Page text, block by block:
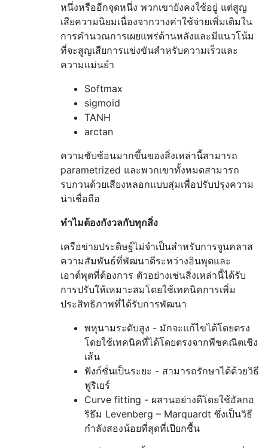
หนึ่งหรืออีกจุดหนึ่ง พวกเขายังคงใช้อยู่ แต่สูญ
เสียความนิยมเนื่องจากวางค่าใช้จ่ายเพิ่มเติมใน
การคำนวณการเผยแพร่ด้านหลังและมีแนวโน้ม
ที่จะสูญเสียการแข่งขันสำหรับความเร็วและ
ความแม่นยำ
Softmax
sigmoid
TANH
arctan
ความซับซ้อนมากขึ้นของสิ่งเหล่านี้สามารถ
parametrized และพวกเขาทั้งหมดสามารถ
รบกวนด้วยเสียงหลอกแบบสุ่มเพื่อปรับปรุงความ
น่าเชื่อถือ
ทำไมต้องกังวลกับทุกสิ่ง
เครือข่ายประดิษฐ์ไม่จำเป็นสำหรับการจูนคลาส
ความสัมพันธ์ที่พัฒนาดีระหว่างอินพุตและ
เอาต์พุตที่ต้องการ ตัวอย่างเช่นสิ่งเหล่านี้ได้รับ
การปรับให้เหมาะสมโดยใช้เทคนิคการเพิ่ม
ประสิทธิภาพที่ได้รับการพัฒนา
พหุนามระดับสูง - มักจะแก้ไขได้โดยตรง
โดยใช้เทคนิคที่ได้โดยตรงจากพีชคณิตเชิง
เส้น
ฟังก์ชั่นเป็นระยะ - สามารถรักษาได้ด้วยวิธี
ฟูริเยร์
Curve fitting - ผสานอย่างดีโดยใช้อัลกอ
ริธึม Levenberg – Marquardt ซึ่งเป็นวิธี
กำลังสองน้อยที่สุดที่เปียกชื้น